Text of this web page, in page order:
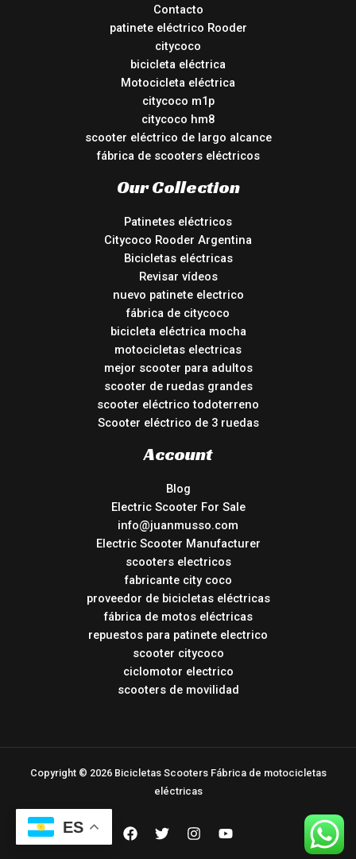
Contacto
patinete eléctrico Rooder
citycoco
bicicleta eléctrica
Motocicleta eléctrica
citycoco m1p
citycoco hm8
scooter eléctrico de largo alcance
fábrica de scooters eléctricos
Our Collection
Patinetes eléctricos
Citycoco Rooder Argentina
Bicicletas eléctricas
Revisar vídeos
nuevo patinete electrico
fábrica de citycoco
bicicleta eléctrica mocha
motocicletas electricas
mejor scooter para adultos
scooter de ruedas grandes
scooter eléctrico todoterreno
Scooter eléctrico de 3 ruedas
Account
Blog
Electric Scooter For Sale
info@juanmusso.com
Electric Scooter Manufacturer
scooters electricos
fabricante city coco
proveedor de bicicletas eléctricas
fábrica de motos eléctricas
repuestos para patinete electrico
scooter citycoco
ciclomotor electrico
scooters de movilidad
Copyright © 2026 Bicicletas Scooters Fábrica de motocicletas
eléctricas
ES